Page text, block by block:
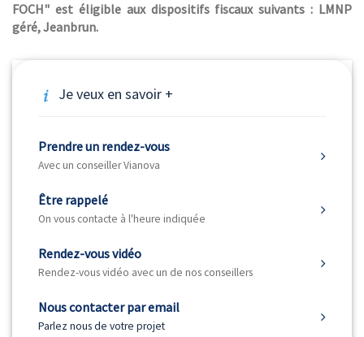
FOCH" est éligible aux dispositifs fiscaux suivants : LMNP
géré, Jeanbrun.
Je veux en savoir +
Prendre un rendez-vous
Avec un conseiller Vianova
Être rappelé
On vous contacte à l'heure indiquée
Rendez-vous vidéo
Rendez-vous vidéo avec un de nos conseillers
Nous contacter par email
Parlez nous de votre projet